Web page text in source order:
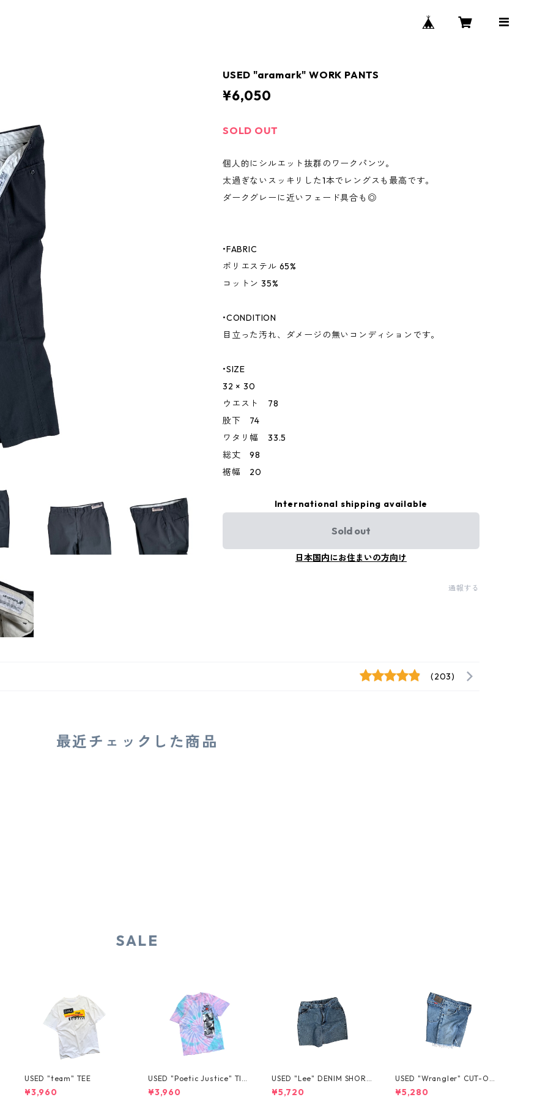
USED "aramark" WORK PANTS
¥6,050
SOLD OUT
個人的にシルエット抜群のワークパンツ。
太過ぎないスッキリした1本でレングスも最高です。
ダークグレーに近いフェード具合も◎
•FABRIC
ポリエステル 65%
コットン 35%
•CONDITION
目立った汚れ、ダメージの無いコンディションです。
•SIZE
32 × 30
ウエスト 78
股下 74
ワタリ幅 33.5
総丈 98
裾幅 20
International shipping available
Sold out
日本国内にお住まいの方向け
通報する
(203)
最近チェックした商品
SALE
USED "team" TEE
¥3,960
USED "Poetic Justice" TIE
-DYE TEE
¥3,960
USED "Lee" DENIM SHORT
S
¥5,720
USED "Wrangler" CUT-OF
F DENIM SHORTS
¥5,280